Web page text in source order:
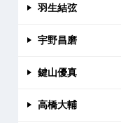
羽生結弦
宇野昌磨
鍵山優真
高橋大輔